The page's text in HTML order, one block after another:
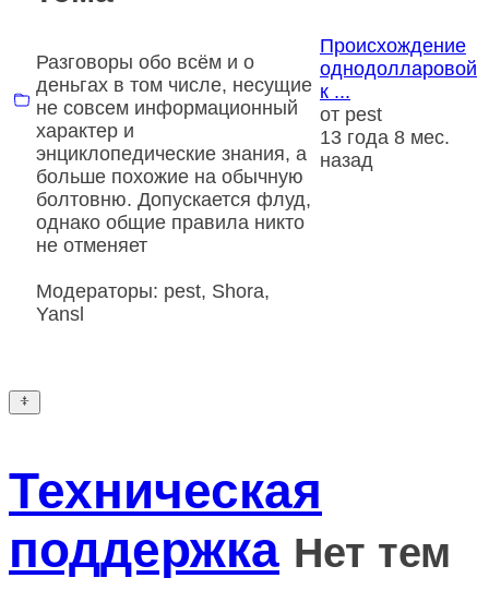
Разговоры обо всём и о
деньгах в том числе, несущие
не совсем информационный
характер и
энциклопедические знания, а
больше похожие на обычную
болтовню. Допускается флуд,
однако общие правила никто
не отменяет
Модераторы: pest, Shora,
Yansl
Происхождение
однодолларовой
к ...
от pest
13 года 8 мес.
назад
Техническая
поддержка Нет тем